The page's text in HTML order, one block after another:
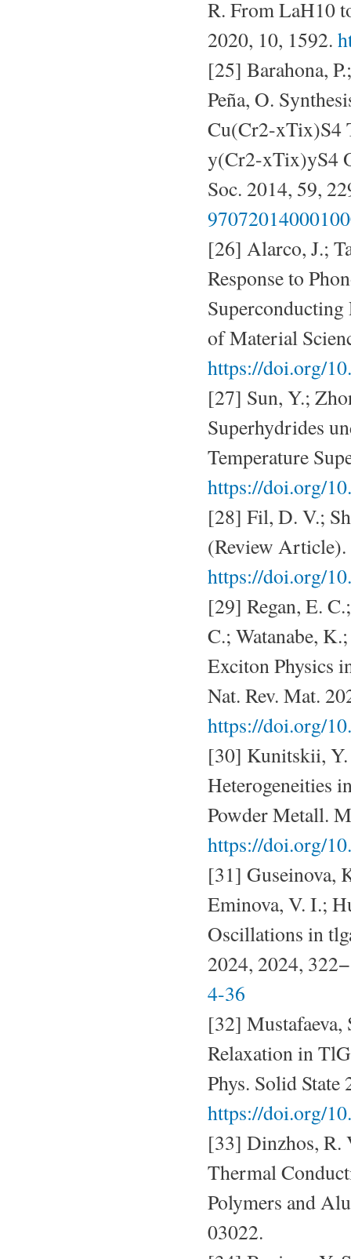
R. From LaH10
2020, 10, 1592.
[25] Barahona,
Peña, O.
Cu(Cr2-xTix)S4
y(Cr2-xTix)yS4
Soc. 2014, 59,
[26] Alarco, J.;
Response to
of Material
https://doi.org/
[27] Sun, Y.;
Superhydrides
Temperature
https://doi.org/
[28] Fil, D. V.;
(Review Article).
https://doi.org/
[29] Regan, E.
C.; Watanabe,
Exciton Physics
Nat. Rev. Mat.
https://doi.org/
[30] Kunitskii,
Heterogeneities
Powder Metall.
https://doi.org/
[31] Guseinova,
Eminova, V. I.;
Oscillations in
2024, 2024,
4-36
[32]
Relaxation in
Phys. Solid
https://doi.org/
[33] Dinzhos, R.
Thermal
Polymers and
03022.